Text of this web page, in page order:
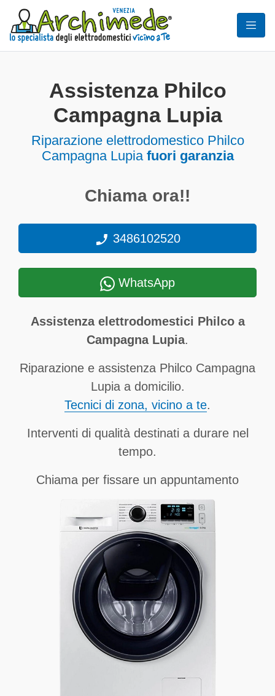
Assistenza Philco
Campagna Lupia
Riparazione elettrodomestico Philco
Campagna Lupia fuori garanzia
Chiama ora!!
3486102520
WhatsApp
Assistenza elettrodomestici Philco a
Campagna Lupia.
Riparazione e assistenza Philco Campagna
Lupia a domicilio.
Tecnici di zona, vicino a te.
Interventi di qualità destinati a durare nel
tempo.
Chiama per fissare un appuntamento